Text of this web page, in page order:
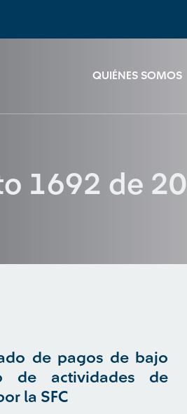
QUIÉNES SOMOS
1692 de
de pagos de bajo
de actividades de
la SFC